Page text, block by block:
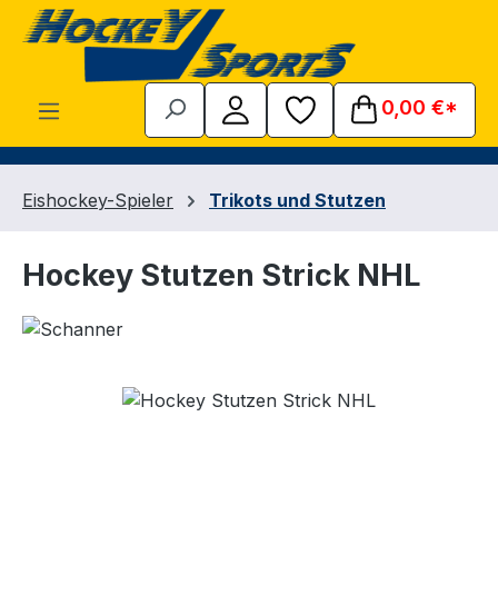
Zum Hauptinhalt springen
0,00 €*
Eishockey-Spieler Trikots und Stutzen
Hockey Stutzen Strick NHL
Bildergalerie überspringen